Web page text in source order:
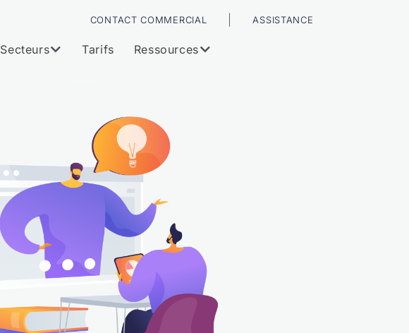
CONTACT COMMERCIAL ASSISTANCE
Secteurs Tarifs Ressources